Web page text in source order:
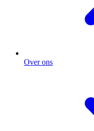
Over ons